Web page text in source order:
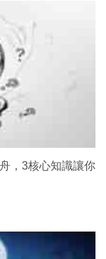
，3核心知識讓你